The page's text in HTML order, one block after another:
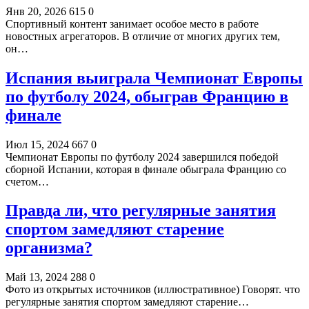
Янв 20, 2026 615 0
Спортивный контент занимает особое место в работе
новостных агрегаторов. В отличие от многих других тем,
он…
Испания выиграла Чемпионат Европы
по футболу 2024, обыграв Францию в
финале
Июл 15, 2024 667 0
Чемпионат Европы по футболу 2024 завершился победой
сборной Испании, которая в финале обыграла Францию со
счетом…
Правда ли, что регулярные занятия
спортом замедляют старение
организма?
Май 13, 2024 288 0
Фото из открытых источников (иллюстративное) Говорят. что
регулярные занятия спортом замедляют старение…